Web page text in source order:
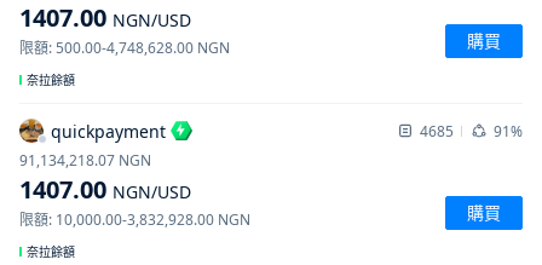
1407.00 NGN/USD
限額:500.00-4,748,628.00 NGN 購買
奈拉餘額
quickpayment 4685 91%
1407.00 NGN/USD
91,134,218.07 NGN
限額: 10,000.00-3,832,928.00 NGN 購買
奈拉餘額